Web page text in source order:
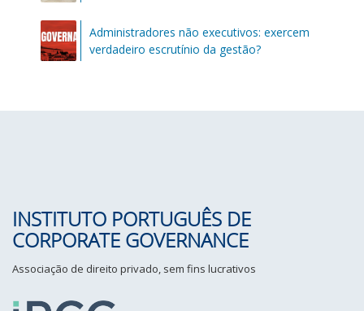
Administradores não executivos: exercem
verdadeiro escrutínio da gestão?
INSTITUTO PORTUGUÊS DE
CORPORATE GOVERNANCE
Associação de direito privado, sem fins lucrativos